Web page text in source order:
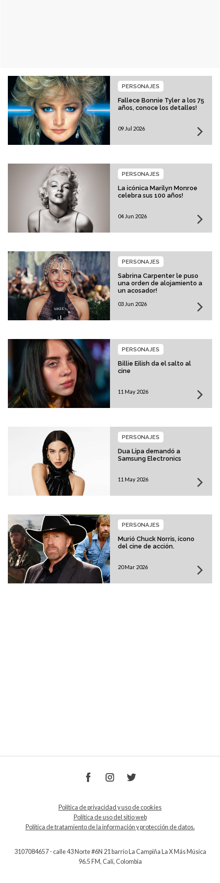
Fallece Bonnie Tyler a los 75
años, conoce los detalles!
PERSONAJES
09 Jul 2026
La icónica Marilyn Monroe
celebra sus 100 años!
PERSONAJES
04 Jun 2026
Sabrina Carpenter le puso
una orden de alojamiento a
un acosador!
PERSONAJES
03 Jun 2026
Billie Eilish da el salto al
cine
PERSONAJES
11 May 2026
Dua Lipa demandó a
Samsung Electronics
PERSONAJES
11 May 2026
Murió Chuck Norris, ícono
del cine de acción.
PERSONAJES
20 Mar 2026
Política de privacidad y uso de cookies
Política de uso del sitio web
Política de tratamiento de la información y protección de datos.
3107084657 - calle 43 Norte #6N 21 barrio La Campiña La X Más Música
96.5 FM, Cali, Colombia